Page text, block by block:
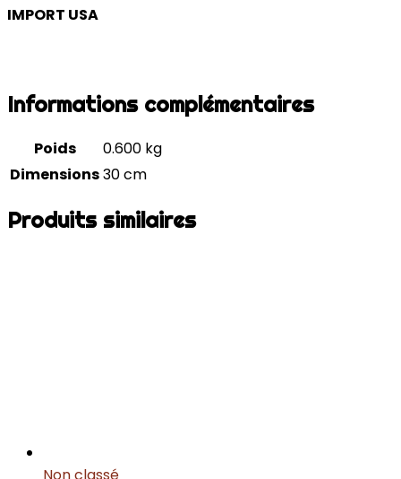
IMPORT USA
Informations complémentaires
Poids
0.600 kg
Dimensions30 cm
Produits similaires